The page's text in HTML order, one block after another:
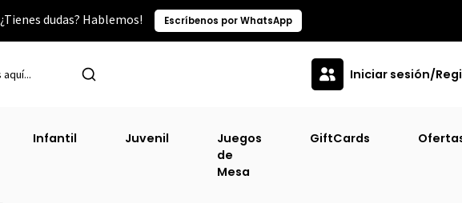
¿Tienes dudas? Hablemos! Escríbenos por WhatsApp
Iniciar sesión/
Infantil Juvenil
Juegos
de
Mesa
GiftCards
Atrapa El Pez Dorado